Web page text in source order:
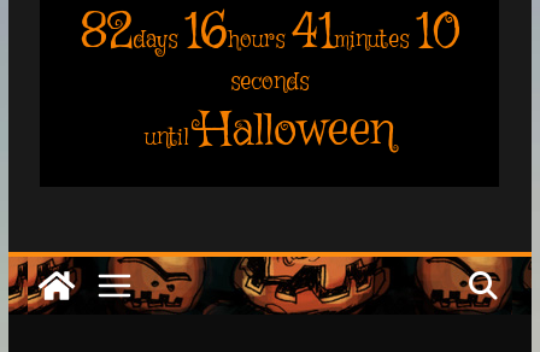
82days 16hours 41minutes 10
seconds
until Halloween